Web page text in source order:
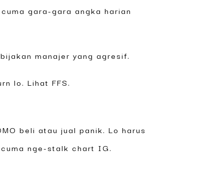
gara-gara angka harian
manajer yang agresif.
lo. Lihat FFS.
beli atau jual panik. Lo harus
nge-stalk chart IG.